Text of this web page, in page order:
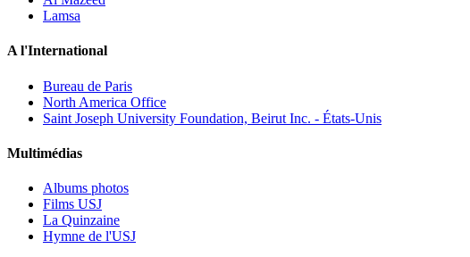
Lamsa
A l'International
Bureau de Paris
North America Office
Saint Joseph University Foundation, Beirut Inc. - États-Unis
Multimédias
Albums photos
Films USJ
La Quinzaine
Hymne de l'USJ